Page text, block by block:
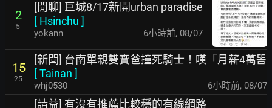
2
5
[閒聊] 巨城8/17新開urban paradise
[ Hsinchu ]
yokann 6小時前, 08/07
15
25
[新聞] 台南單親雙寶爸撞死騎士！嘆「月薪4萬똠
[Tainan ]
whj0530 6小時前, 08/07
[請益] 有沒有推薦比較穩的有線網路